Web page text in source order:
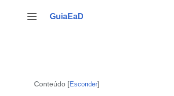
para
Alternar barra lateral
GuiaEaD
Conteúdo Esconder